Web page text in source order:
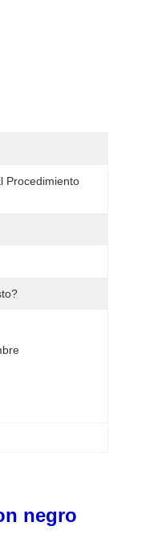
Procedimiento
negro